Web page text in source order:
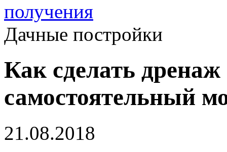
получения
Дачные постройки
Как сделать
самостоятельный
21.08.2018